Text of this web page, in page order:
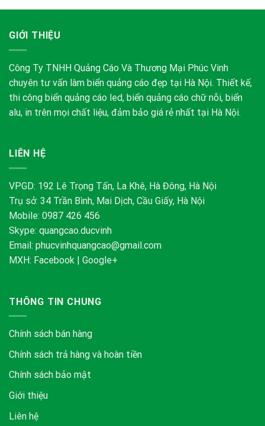
GIỚI THIỆU
Công Ty TNHH Quảng Cáo Và Thương Mại Phúc Vinh
chuyên tư vấn làm biển quảng cáo đẹp tại Hà Nội. Thiết kế,
thi công biển quảng cáo led, biển quảng cáo chữ nỗi, biển
alu, in trên mọi chất liệu, đảm bảo giá rẻ nhất tại Hà Nội.
LIÊN HỆ
VPGD: 192 Lê Trọng Tấn, La Khê, Hà Đông, Hà Nội
Trụ sở: 34 Trần Bình, Mai Dịch, Cầu Giấy, Hà Nội
Mobile: 0987 426 456
Skype: quangcao.ducvinh
Email: phucvinhquangcao@gmail.com
MXH: Facebook | Google+
THÔNG TIN CHUNG
Chính sách bán hàng
Chính sách trả hàng và hoàn tiền
Chính sách bảo mật
Giới thiệu
Liên hệ